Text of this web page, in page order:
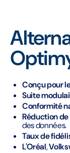
Conçu pour
Suite
Conformité
Réduction
des données.
Taux de
L'Oréal,